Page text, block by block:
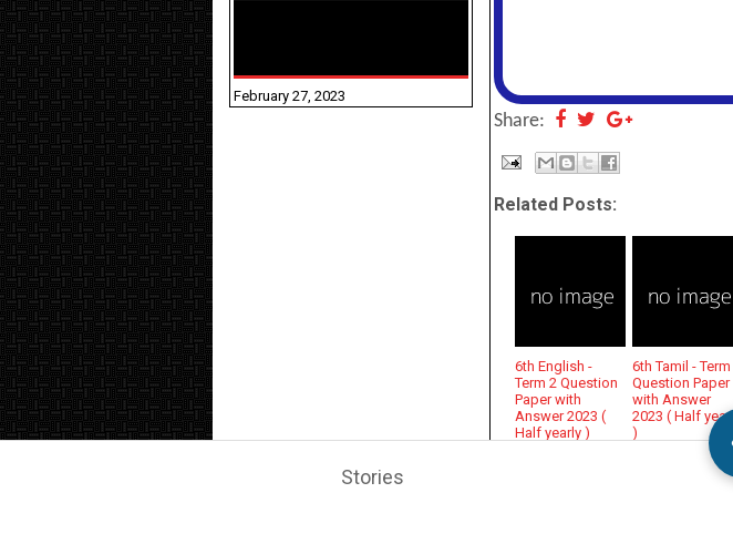
Share:
Related Posts:
6th English -
Term 2 Question
Paper with
Answer 2023 (
Half yearly )
6th Tamil -
Question Paper
with Answer
2023 ( Half yearly
)
February 27, 2023
Stories